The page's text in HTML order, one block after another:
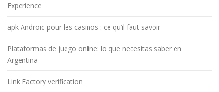
Experience
apk Android pour les casinos : ce qu’il faut savoir
Plataformas de juego online: lo que necesitas saber en
Argentina
Link Factory verification